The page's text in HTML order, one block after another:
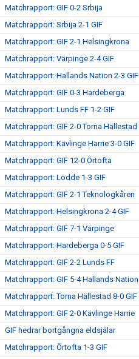
Matchrapport: GIF 0-2 Srbija
Matchrapport: Srbija 2-1 GIF
Matchrapport: GIF 2-1 Helsingkrona
Matchrapport: Värpinge 2-4 GIF
Matchrapport: Hallands Nation 2-3 GIF
Matchrapport: GIF 0-3 Hardeberga
Matchrapport: Lunds FF 1-2 GIF
Matchrapport: GIF 2-0 Torna Hällestad
Matchrapport: Kävlinge Harrie 3-0 GIF
Matchrapport: GIF 12-0 Örtofta
Matchrapport: Lödde 1-3 GIF
Matchrapport: GIF 2-1 Teknologkåren
Matchrapport: Helsingkrona 2-4 GIF
Matchrapport: GIF 7-1 Värpinge
Matchrapport: Hardeberga 0-5 GIF
Matchrapport: GIF 2-2 Lunds FF
Matchrapport: GIF 5-4 Hallands Nation
Matchrapport: Torna Hällestad 8-0 GIF
Matchrapport: GIF 2-0 Kävlinge Harrie
GIF hedrar bortgångna eldsjälar
Matchrapport: Örtofta 1-3 GIF